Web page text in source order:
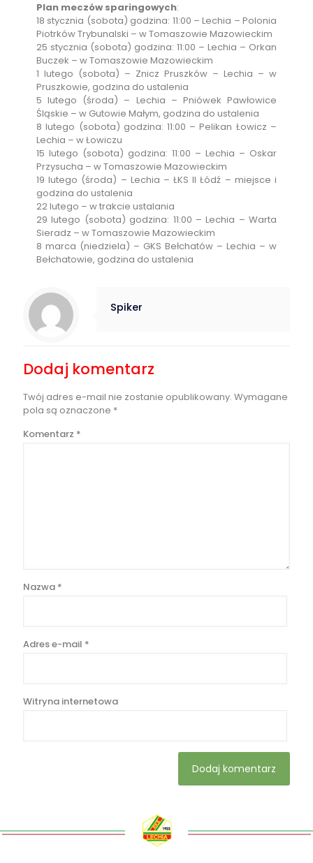
Plan meczów sparingowych:
18 stycznia (sobota) godzina: 11:00 – Lechia – Polonia
Piotrków Trybunalski – w Tomaszowie Mazowieckim
25 stycznia (sobota) godzina: 11:00 – Lechia – Orkan
Buczek – w Tomaszowie Mazowieckim
1 lutego (sobota) – Znicz Pruszków – Lechia – w
Pruszkowie, godzina do ustalenia
5 lutego (środa) – Lechia – Pniówek Pawłowice
Śląskie – w Gutowie Małym, godzina do ustalenia
8 lutego (sobota) godzina: 11:00 – Pelikan Łowicz –
Lechia – w Łowiczu
15 lutego (sobota) godzina: 11:00 – Lechia – Oskar
Przysucha – w Tomaszowie Mazowieckim
19 lutego (środa) – Lechia – ŁKS II Łódź – miejsce i
godzina do ustalenia
22 lutego – w trakcie ustalania
29 lutego (sobota) godzina: 11:00 – Lechia – Warta
Sieradz – w Tomaszowie Mazowieckim
8 marca (niedziela) – GKS Bełchatów – Lechia – w
Bełchatowie, godzina do ustalenia
Spiker
Dodaj komentarz
Twój adres e-mail nie zostanie opublikowany. Wymagane
pola są oznaczone *
Komentarz *
Nazwa *
Adres e-mail *
Witryna internetowa